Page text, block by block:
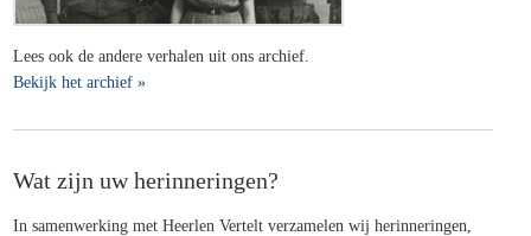
Lees ook de andere verhalen uit ons archief.
Bekijk het archief »
Wat zijn uw herinneringen?
In samenwerking met Heerlen Vertelt verzamelen wij herinneringen,